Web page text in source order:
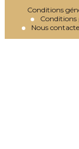
Conditions
Conditions
Nous